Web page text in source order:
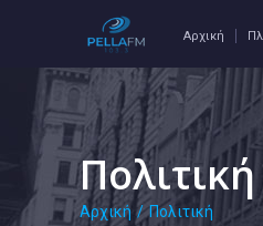
Αρχική
Πολιτική
Αρχική / Πολιτική